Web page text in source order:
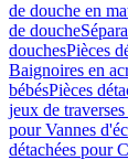
de douche en
de douche
douchesPièces
Baignoires en
bébésPièces
jeux de
pour Vannes
détachées pour